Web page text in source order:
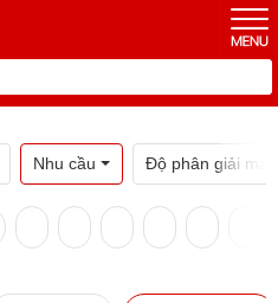
Nhu cầu Độ phân giải